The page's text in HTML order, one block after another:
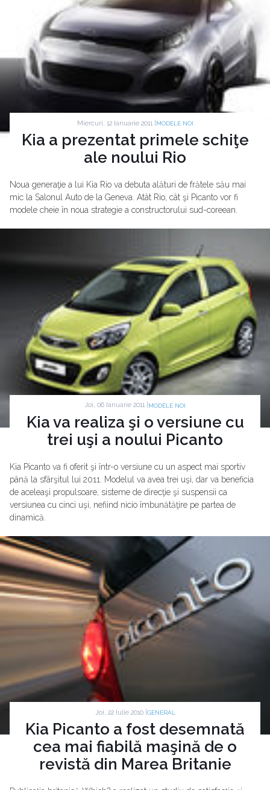
Miercuri, 12 Ianuarie 2011 | MODELE NOI
Kia a prezentat primele schiţe
ale noului Rio
Noua generaţie a lui Kia Rio va debuta alături de frătele său mai
mic la Salonul Auto de la Geneva. Atât Rio, cât şi Picanto vor fi
modele cheie în noua strategie a constructorului sud-coreean.
Joi, 06 Ianuarie 2011 | MODELE NOI
Kia va realiza şi o versiune cu
trei uşi a noului Picanto
Kia Picanto va fi oferit şi într-o versiune cu un aspect mai sportiv
până la sfârşitul lui 2011. Modelul va avea trei uşi, dar va beneficia
de aceleaşi propulsoare, sisteme de direcţie şi suspensii ca
versiunea cu cinci uşi, nefiind nicio îmbunătăţire pe partea de
dinamică.
Joi, 22 Iulie 2010 | GENERAL
Kia Picanto a fost desemnată
cea mai fiabilă maşină de o
revistă din Marea Britanie